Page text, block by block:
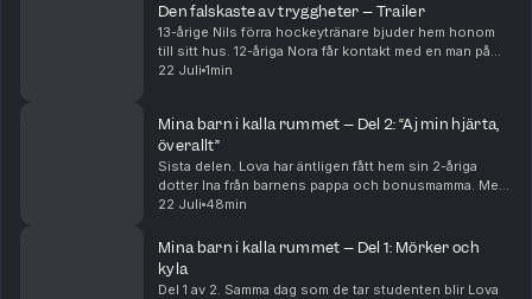
Den falskaste av tryggheter – Trailer
13-årige Nils förra hockeytränare bjuder hem honom
till sitt hus. 12-åriga Nora får kontakt med en man på
nätet, som på fritiden är danslärare. Det här är en
22 Juli 1min
Mina barn i kalla rummet – Del 2: “Aj min hjärta,
överallt”
Sista delen. Lova har äntligen fått hem sin 2-åriga
dotter Ina från barnens pappa och bonusmamma. Men
när Lova får se det kraftiga blåmärket på baksidan av
22 Juli 48min
Mina barn i kalla rummet – Del 1: Mörker och
kyla
Del 1 av 2. Samma dag som de tar studenten blir Lova